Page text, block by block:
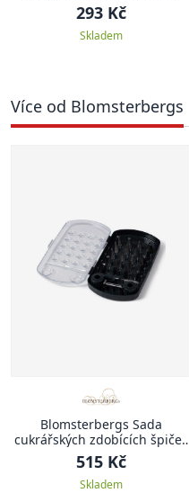
293 Kč
Skladem
Více od Blomsterbergs
Blomsterbergs Sada
cukrářských zdobících špiček
(24 ks)
515 Kč
Skladem